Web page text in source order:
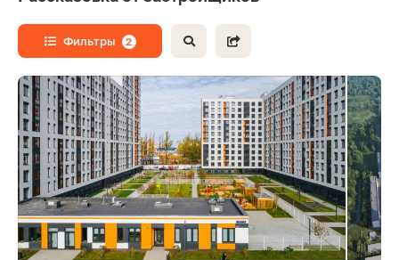
Фильтры 2